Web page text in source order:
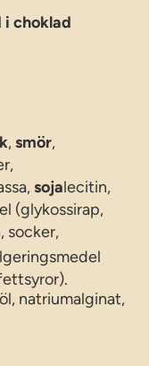
i choklad
,smör,
sojalecitin,
(glykossirap,
socker,
natriumalginat,